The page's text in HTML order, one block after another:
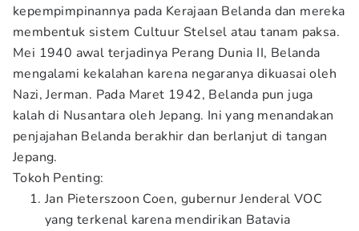
kepempimpinannya pada Kerajaan Belanda dan mereka
membentuk sistem Cultuur Stelsel atau tanam paksa.
Mei 1940 awal terjadinya Perang Dunia II, Belanda
mengalami kekalahan karena negaranya dikuasai oleh
Nazi, Jerman. Pada Maret 1942, Belanda pun juga
kalah di Nusantara oleh Jepang. Ini yang menandakan
penjajahan Belanda berakhir dan berlanjut di tangan
Jepang.
Tokoh Penting:
Jan Pieterszoon Coen, gubernur Jenderal VOC
yang terkenal karena mendirikan Batavia